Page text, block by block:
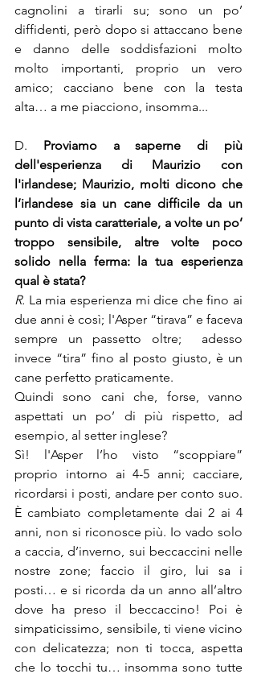
cagnolini a tirarli su; sono un po’
diffidenti, però dopo si attaccano bene
e danno delle soddisfazioni molto
molto importanti, proprio un vero
amico; cacciano bene con la testa
alta… a me piacciono, insomma...
D. Proviamo a saperne di più
dell'esperienza di Maurizio con
l'irlandese; Maurizio, molti dicono che
l’irlandese sia un cane difficile da un
punto di vista caratteriale, a volte un po’
troppo sensibile, altre volte poco
solido nella ferma: la tua esperienza
qual è stata?
R. La mia esperienza mi dice che fino ai
due anni è così; l'Asper “tirava” e faceva
sempre un passetto oltre;  adesso
invece “tira” fino al posto giusto, è un
cane perfetto praticamente.
Quindi sono cani che, forse, vanno
aspettati un po’ di più rispetto, ad
esempio, al setter inglese?
Sì! l'Asper l’ho visto “scoppiare”
proprio intorno ai 4-5 anni; cacciare,
ricordarsi i posti, andare per conto suo.
È cambiato completamente dai 2 ai 4
anni, non si riconosce più. Io vado solo
a caccia, d’inverno, sui beccaccini nelle
nostre zone; faccio il giro, lui sa i
posti… e si ricorda da un anno all’altro
dove ha preso il beccaccino! Poi è
simpaticissimo, sensibile, ti viene vicino
con delicatezza; non ti tocca, aspetta
che lo tocchi tu… insomma sono tutte